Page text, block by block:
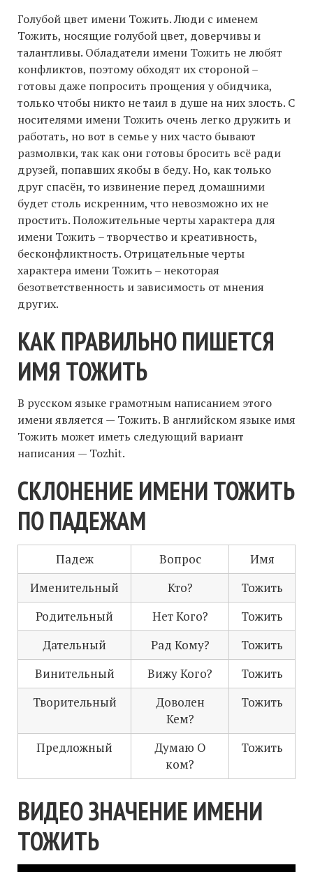
Голубой цвет имени Тожить. Люди с именем
Тожить, носящие голубой цвет, доверчивы и
талантливы. Обладатели имени Тожить не любят
конфликтов, поэтому обходят их стороной –
готовы даже попросить прощения у обидчика,
только чтобы никто не таил в душе на них злость. С
носителями имени Тожить очень легко дружить и
работать, но вот в семье у них часто бывают
размолвки, так как они готовы бросить всё ради
друзей, попавших якобы в беду. Но, как только
друг спасён, то извинение перед домашними
будет столь искренним, что невозможно их не
простить. Положительные черты характера для
имени Тожить – творчество и креативность,
бесконфликтность. Отрицательные черты
характера имени Тожить – некоторая
безответственность и зависимость от мнения
других.
КАК ПРАВИЛЬНО ПИШЕТСЯ
ИМЯ ТОЖИТЬ
В русском языке грамотным написанием этого
имени является — Тожить. В английском языке имя
Тожить может иметь следующий вариант
написания — Tozhit.
СКЛОНЕНИЕ ИМЕНИ ТОЖИТЬ
ПО ПАДЕЖАМ
Падеж Вопрос
Имя
Именительный
Кто?
Тожить
Родительный
Нет Кого?
Тожить
Дательный
Рад Кому?
Тожить
Винительный
Вижу Кого?
Тожить
Творительный
Доволен
Кем?
Тожить
Предложный
Думаю О
ком?
Тожить
ВИДЕО ЗНАЧЕНИЕ ИМЕНИ
ТОЖИТЬ